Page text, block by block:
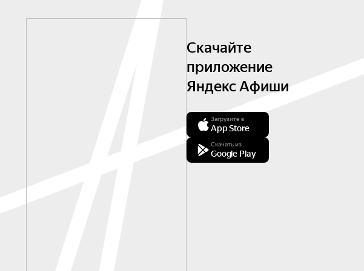
Скачайте
приложение
Яндекс Афиши
Загрузите в
App Store
Скачать из
Google Play